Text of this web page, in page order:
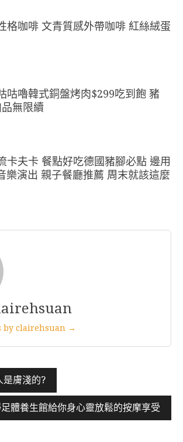
格咖啡 文青質感外帶咖啡 紅絲絨蛋
咕嚕韓式銅盤烤肉$299吃到飽 豬
無限續
卡夫卡 餐點好吃德國豬腳必點 邊用
樂演出 親子餐廳推薦 周末就該這麼
by clairehsuan →
是膚淺的?
體養生館給你身心靈放鬆的按摩享受